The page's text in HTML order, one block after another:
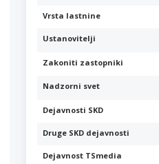
Vrsta lastnine
Ustanovitelji
Zakoniti zastopniki
Nadzorni svet
Dejavnosti SKD
Druge SKD dejavnosti
Dejavnost TSmedia